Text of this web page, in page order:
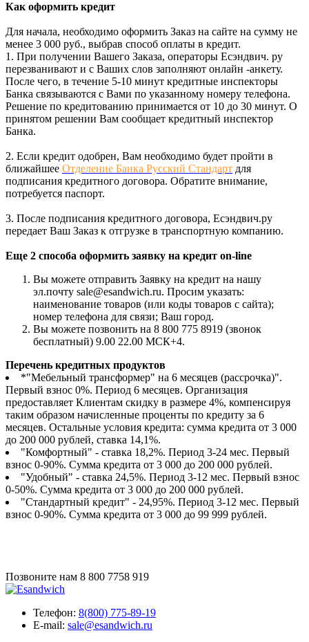
Как оформить кредит
Для начала, необходимо оформить Заказ на сайте на сумму не
менее 3 000 руб., выбрав способ оплаты в кредит.
1. При получении Вашего Заказа, операторы Есэндвич. ру
перезванивают и с Ваших слов заполняют онлайн -анкету.
После чего, в течение 5-10 минут кредитные инспекторы
Банка связываются с Вами по указанному номеру телефона.
Решение по кредитованию принимается от 10 до 30 минут. О
принятом решении Вам сообщает кредитный инспектор
Банка.
2. Если кредит одобрен, Вам необходимо будет пройти в
ближайшее Отделение Банка Русский Стандарт для
подписания кредитного договора. Обратите внимание,
потребуется паспорт.
3. После подписания кредитного договора, Есэндвич.ру
передает Ваш Заказ к отгрузке в транспортную компанию.
Еще 2 способа оформить заявку на кредит on-line
Вы можете отправить Заявку на кредит на нашу
эл.почту sale@esandwich.ru. Просим указать:
наименование товаров (или коды товаров с сайта);
номер телефона для связи; Ваш город.
Вы можете позвонить на 8 800 775 8919 (звонок
бесплатный) 9.00 22.00 МСК+4.
Перечень кредитных продуктов
*"Мебельный трансформер" на 6 месяцев (рассрочка)".
Первый взнос 0%. Период 6 месяцев. Организация
предоставляет Клиентам скидку в размере 4%, компенсируя
таким образом начисленные проценты по кредиту за 6
месяцев. Остальные условия кредита: сумма кредита от 3 000
до 200 000 рублей, ставка 14,1%.
"Комфортный" - ставка 18,2%. Период 3-24 мес. Первый
взнос 0-90%. Сумма кредита от 3 000 до 200 000 рублей.
"Удобный" - ставка 24,5%. Период 3-12 мес. Первый взнос
0-50%. Сумма кредита от 3 000 до 200 000 рублей.
"Стандартный кредит" - 24,95%. Период 3-12 мес. Первый
взнос 0-90%. Сумма кредита от 3 000 до 99 999 рублей.
Позвоните нам 8 800 7758 919
Телефон: 8(800) 775-89-19
E-mail: sale@esandwich.ru